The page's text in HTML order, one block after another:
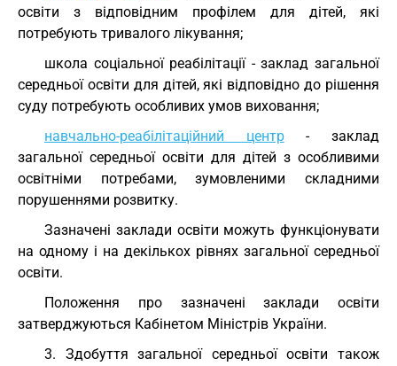
освіти з відповідним профілем для дітей, які
потребують тривалого лікування;
школа соціальної реабілітації - заклад загальної
середньої освіти для дітей, які відповідно до рішення
суду потребують особливих умов виховання;
навчально-реабілітаційний центр- заклад
загальної середньої освіти для дітей з особливими
освітніми потребами, зумовленими складними
порушеннями розвитку.
Зазначені заклади освіти можуть функціонувати
на одному і на декількох рівнях загальної середньої
освіти.
Положення про зазначені заклади освіти
затверджуються Кабінетом Міністрів України.
3. Здобуття загальної середньої освіти також